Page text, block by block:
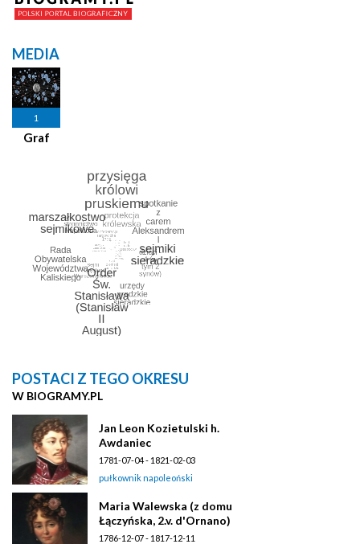
MEDIA
1
Graf
POSTACI Z TEGO OKRESU
W BIOGRAMY.PL
Jan Leon Kozietulski h.
Awdaniec
1781-07-04 - 1821-02-03
pułkownik napoleoński
Maria Walewska (z domu
Łączyńska, 2.v. d'Ornano)
1786-12-07 - 1817-12-11